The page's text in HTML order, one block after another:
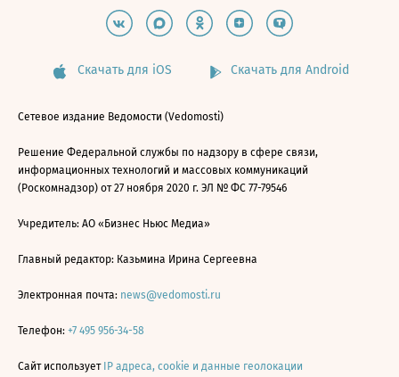
Скачать для iOS Скачать для Android
Сетевое издание Ведомости (Vedomosti)
Решение Федеральной службы по надзору в сфере связи,
информационных технологий и массовых коммуникаций
(Роскомнадзор) от 27 ноября 2020 г. ЭЛ № ФС 77-79546
Учредитель: АО «Бизнес Ньюс Медиа»
Главный редактор: Казьмина Ирина Сергеевна
Электронная почта: news@vedomosti.ru
Телефон: +7 495 956-34-58
Сайт использует IP адреса, cookie и данные геолокации